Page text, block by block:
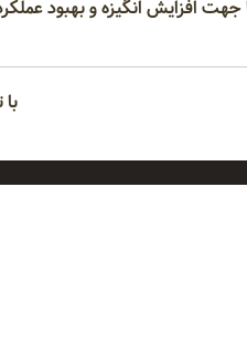
افزایش انگیزه و بهبود